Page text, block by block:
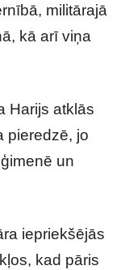
militārajā
kā arī viņa
Harijs atklās
pieredzē, jo
un
iepriekšējās
kad pāris